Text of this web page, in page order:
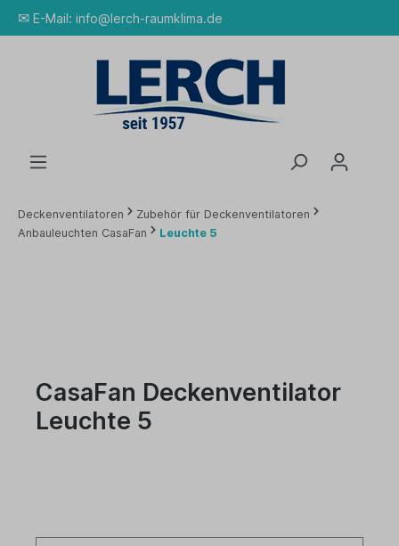
✉ E-Mail: info@lerch-raumklima.de
Deckenventilatoren
Zubehör für Deckenventilatoren
Anbauleuchten CasaFan
Leuchte 5
CasaFan Deckenventilator
Leuchte 5